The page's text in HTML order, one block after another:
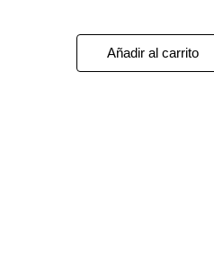
Añadir al carrito